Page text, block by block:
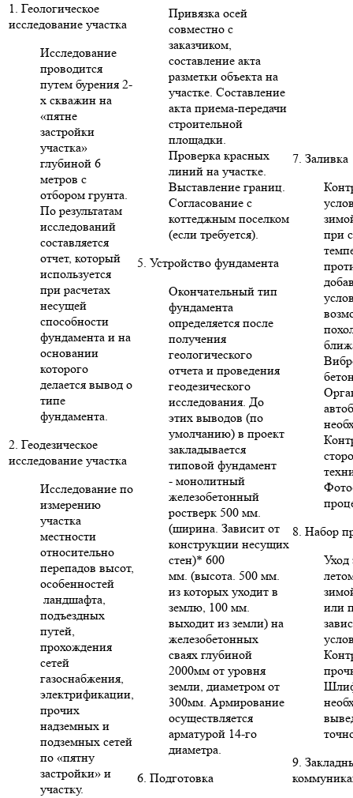
1. Геологическое
исследование участка
Исследование
проводится
путем бурения 2-
х скважин на
«пятне
застройки
участка»
глубиной 6
метров с
отбором грунта.
По результатам
исследований
составляется
отчет, который
используется
при расчетах
несущей
способности
фундамента и на
основании
которого
делается вывод о
типе
фундамента.
2. Геодезическое
исследование участка
Исследование по
измерению
участка
местности
относительно
перепадов высот,
особенностей
ландшафта,
подъездных
путей,
прохождения
сетей
газоснабжения,
электрификации,
прочих
надземных и
подземных сетей
по «пятну
застройки» и
участку.
Привязка осей
совместно с
заказчиком,
составление акта
разметки объекта на
участке. Составление
акта приема-передачи
строительной
площадки.
Проверка красных
линий на участке.
Выставление границ.
Согласование с
коттеджным поселком
(если требуется).
5. Устройство фундамента
Окончательный тип
фундамента
определяется после
получения
геологического
отчета и проведения
геодезического
исследования. До
этих выводов (по
умолчанию) в проект
закладывается
типовой фундамент
- монолитный
железобетонный
ростверк 500 мм.
(ширина. Зависит от
конструкции несущих
стен)* 600
мм. (высота. 500 мм.
из которых уходит в
землю, 100 мм.
выходит из земли) на
железобетонных
сваях глубиной
2000мм от уровня
земли, диаметром от
300мм. Армирование
осуществляется
арматурой 14-го
диаметра.
6. Подготовка
7. Заливка
при
8. Набор
Уход
или
9.